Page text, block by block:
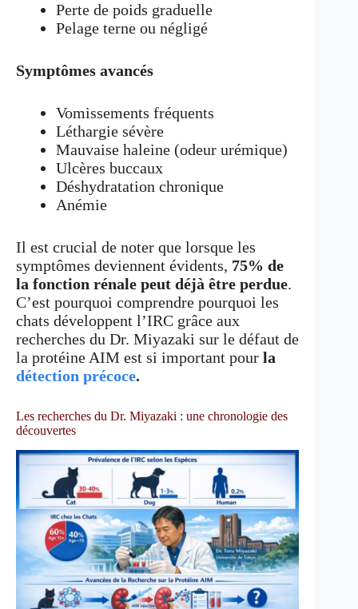
Perte de poids graduelle
Pelage terne ou négligé
Symptômes avancés
Vomissements fréquents
Léthargie sévère
Mauvaise haleine (odeur urémique)
Ulcères buccaux
Déshydratation chronique
Anémie
Il est crucial de noter que lorsque les
symptômes deviennent évidents, 75% de
la fonction rénale peut déjà être perdue.
C’est pourquoi comprendre pourquoi les
chats développent l’IRC grâce aux
recherches du Dr. Miyazaki sur le défaut de
la protéine AIM est si important pour la
détection précoce.
Les recherches du Dr. Miyazaki : une chronologie des
découvertes